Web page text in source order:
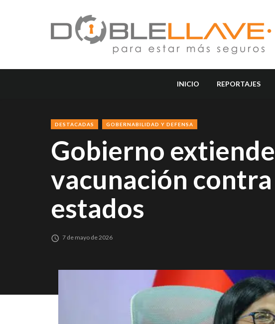
INICIO REPORTAJES
DESTACADAS GOBERNABILIDAD Y DEFENSA
Gobierno
vacunación
estados
7 de mayo de 2026